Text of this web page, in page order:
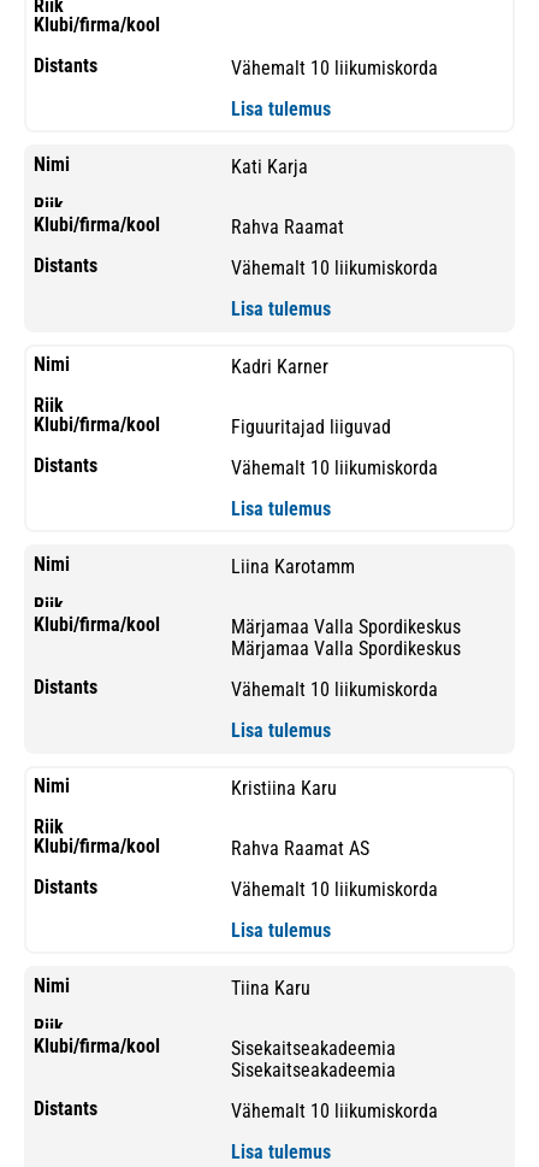
Vähemalt 10 liikumiskorda
Lisa tulemus
Kati Karja
Rahva Raamat
Vähemalt 10 liikumiskorda
Lisa tulemus
Kadri Karner
Figuuritajad liiguvad
Vähemalt 10 liikumiskorda
Lisa tulemus
Liina Karotamm
Märjamaa Valla Spordikeskus
Märjamaa Valla Spordikeskus
Vähemalt 10 liikumiskorda
Lisa tulemus
Kristiina Karu
Rahva Raamat AS
Vähemalt 10 liikumiskorda
Lisa tulemus
Tiina Karu
Sisekaitseakadeemia
Sisekaitseakadeemia
Vähemalt 10 liikumiskorda
Lisa tulemus